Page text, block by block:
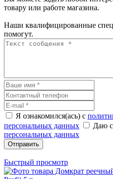
товару или работе магазина.
Наши квалифицированные
помогут.
Я ознакомился(ась) с
персональных данных
Даю
персональных данных
Отправить
Быстрый просмотр